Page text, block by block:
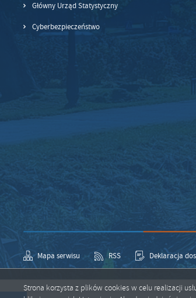
Główny Urząd Statystyczny
Cyberbezpieczeństwo
Mapa serwisu RSS Deklaracja
Strona korzysta z plików cookies w celu realizacji